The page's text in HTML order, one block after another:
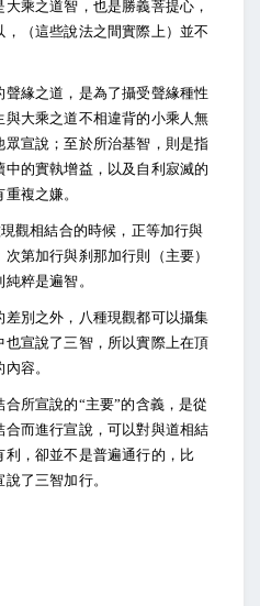
乘之道智，也是勝義菩提心，
（這些說法之間實際上）並不
緣之道，是為了攝受聲緣種性
大乘之道不相違背的小乘人無
宣說；至於所治基智，則是指
的實執增益，以及自利寂滅的
複之嫌。
觀相結合的時候，正等加行與
第加行與刹那加行則（主要）
粹是遍智。
別之外，八種現觀都可以攝集
宣說了三智，所以實際上在頂
容。
所宣說的“主要”的含義，是從
而進行宣說，可以對與道相結
，卻並不是普遍通行的，比
了三智加行。